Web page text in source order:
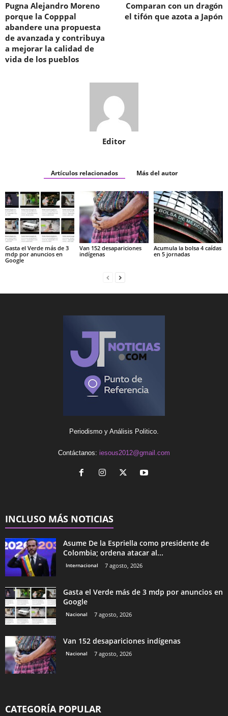
Pugna Alejandro Moreno
porque la Copppal
abandere una propuesta
de avanzada y contribuya
a mejorar la calidad de
vida de los pueblos
Comparan con un dragón
el tifón que azota a Japón
Editor
Artículos relacionados Más del autor
Gasta el Verde más de 3
mdp por anuncios en
Google
Van 152 desapariciones
indígenas
Acumula la bolsa 4 caídas
en 5 jornadas
Periodismo y Análisis Politico.
Contáctanos: iesous2012@gmail.com
INCLUSO MÁS NOTICIAS
Asume De la Espriella como presidente de
Colombia; ordena atacar al...
Internacional 7 agosto, 2026
Gasta el Verde más de 3 mdp por anuncios en
Google
Nacional 7 agosto, 2026
Van 152 desapariciones indígenas
Nacional 7 agosto, 2026
CATEGORÍA POPULAR